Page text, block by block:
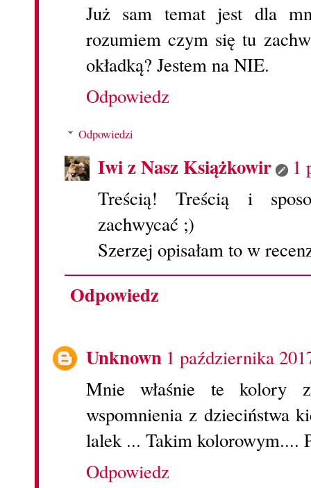
Już sam temat jest dla
rozumiem czym się tu
okładką? Jestem na NIE.
Odpowiedz
Odpowiedzi
Iwi z Nasz Książkowir
1
Treścią! Treścią i
zachwycać ;)
Szerzej opisałam to w
Odpowiedz
Unknown 1 października
Mnie właśnie te kolory
wspomnienia z dzieciństwa
lalek ... Takim kolorowym....
Odpowiedz